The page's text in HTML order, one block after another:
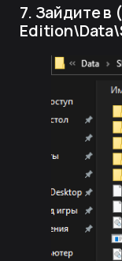
7. Зайдите в